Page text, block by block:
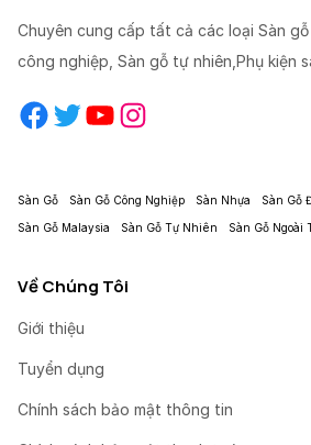
Chuyên cung cấp tất cả các loại Sàn
công nghiệp, Sàn gỗ tự nhiên,Phụ kiện
Facebook Twitter YouTube Instagram
Sàn Gỗ Sàn Gỗ Công Nghiệp Sàn Nhựa Sàn Gỗ
Sàn Gỗ Malaysia Sàn Gỗ Tự Nhiên Sàn Gỗ Ngoài
Về Chúng Tôi
Giới thiệu
Tuyển dụng
Chính sách bảo mật thông tin